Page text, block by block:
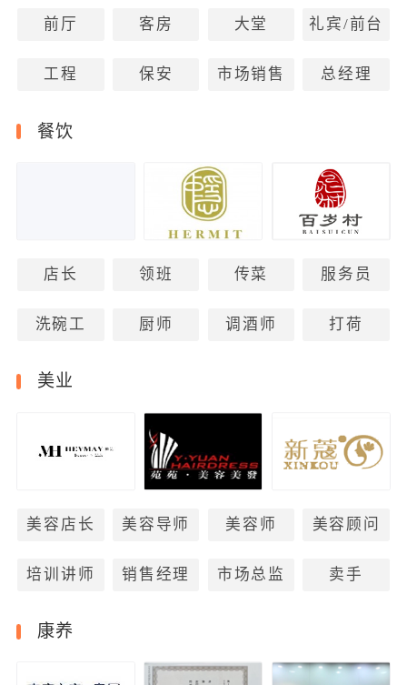
前厅 客房 大堂 礼宾/前台
工程 保安 市场销售 总经理
餐饮
店长 领班 传菜 服务员
洗碗工 厨师 调酒师 打荷
美业
美容店长 美容导师 美容师 美容顾问
培训讲师 销售经理 市场总监 卖手
康养